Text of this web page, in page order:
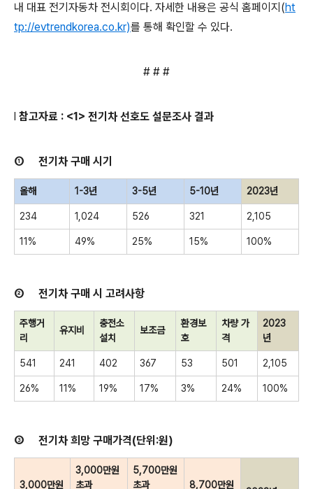
내 대표 전기자동차 전시회이다. 자세한 내용은 공식 홈페이지 (ht
tp://evtrendkorea.co.kr)를 통해 확인할 수 있다.
# # #
l 참고자료 : <1> 전기차 선호도 설문조사 결과
① 전기차 구매 시기
올해 1-3년 3-5년 5-10년 2023년
234 1,024 526 321 2,105
11% 49% 25% 15% 100%
② 전기차 구매 시 고려사항
주행거
리
유지비
충전소
설치
보조금
환경보
호
차량 가
격
2023
년
541 241 402 367 53 501 2,105
26% 11% 19% 17% 3% 24% 100%
③ 전기차 희망 구매가격(단위 :원)
3,000만원
3,000만원
초과
5,700만원
초과
8,700만원